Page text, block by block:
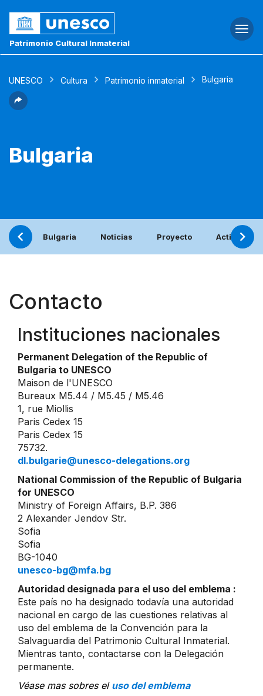
Patrimonio Cultural Inmaterial
UNESCO Cultura Patrimonio inmaterial Bulgaria
Bulgaria
Bulgaria Noticias Proyecto
Contacto
Instituciones nacionales
Permanent Delegation of the Republic of
Bulgaria to UNESCO
Maison de l'UNESCO
Bureaux M5.44 / M5.45 / M5.46
1, rue Miollis
Paris Cedex 15
Paris Cedex 15
75732.
dl.bulgarie@unesco-delegations.org
National Commission of the Republic of Bulgaria
for UNESCO
Ministry of Foreign Affairs, B.P. 386
2 Alexander Jendov Str.
Sofia
Sofia
BG-1040
unesco-bg@mfa.bg
Autoridad designada para el uso del emblema :
Este país no ha designado todavía una autoridad
nacional en cargo de las cuestiones relativas al
uso del emblema de la Convención para la
Salvaguardia del Patrimonio Cultural Inmaterial.
Mientras tanto, contactarse con la Delegación
permanente.
Véase mas sobres el uso del emblema